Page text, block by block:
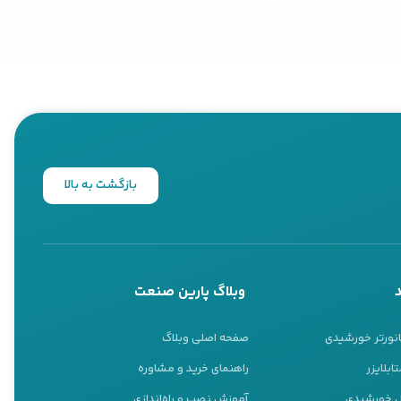
ما درپارین صنعت، به
اینجا فقط یک
بازگشت به بالا
خورشیدی
وبلاگ پارین صنعت
صفحه اصلی وبلاگ
راهنمای خرید و مشاوره